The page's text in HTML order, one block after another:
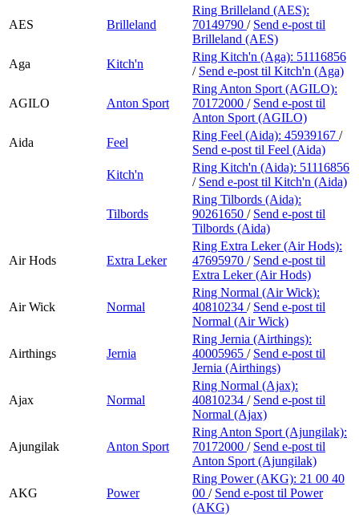
AES Brilleland
Ring Brilleland (AES):
70149790 / Send e-post til
Brilleland (AES)
Aga
Kitch'n
Ring Kitch'n (Aga): 51116856
/ Send e-post til Kitch'n (Aga)
AGILO Anton Sport
Ring Anton Sport (AGILO):
70172000 / Send e-post til
Anton Sport (AGILO)
Aida
Feel
Ring Feel (Aida): 45939167 /
Send e-post til Feel (Aida)
Kitch'n
Ring Kitch'n (Aida): 51116856
/ Send e-post til Kitch'n (Aida)
Tilbords
Ring Tilbords (Aida):
90261650 / Send e-post til
Tilbords (Aida)
Air Hods Extra Leker
Ring Extra Leker (Air Hods):
47695970 / Send e-post til
Extra Leker (Air Hods)
Air Wick Normal
Ring Normal (Air Wick):
40810234 / Send e-post til
Normal (Air Wick)
Airthings Jernia
Ring Jernia (Airthings):
40005965 / Send e-post til
Jernia (Airthings)
Ajax Normal
Ring Normal (Ajax):
40810234 / Send e-post til
Normal (Ajax)
Ajungilak Anton Sport
Ring Anton Sport (Ajungilak):
70172000 / Send e-post til
Anton Sport (Ajungilak)
AKG Power
Ring Power (AKG): 21 00 40
00 / Send e-post til Power
(AKG)